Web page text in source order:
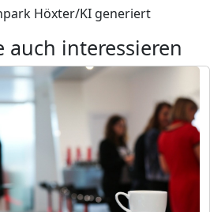
Höxter/KI generiert
auch interessieren